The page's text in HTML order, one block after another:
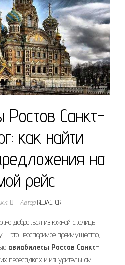
Ростов Санкт-
как найти
на
рейс
АвторREDACTOR
добраться из южной столицы
это неоспоримое преимущество,
авиабилеты Ростов Санкт-
пересадках и изнурительном